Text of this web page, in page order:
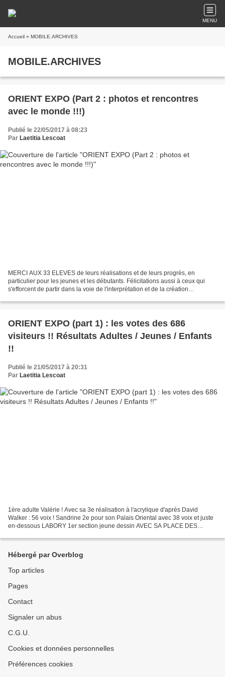
MENU
Accueil » MOBILE.ARCHIVES
MOBILE.ARCHIVES
ORIENT EXPO (Part 2 : photos et rencontres
avec le monde !!!)
Publié le 22/05/2017 à 08:23
Par Laetitia Lescoat
MERCI AUX 33 ELEVES de leurs réalisations et de leurs progrès, en
particulier pour les jeunes et les débutants. Félicitations aussi à ceux qui
s'efforcent de partir dans la voie de l'interprétation et de la création
ORIENT EXPO (part 1) : les votes des 686
visiteurs !! Résultats Adultes / Jeunes / Enfants
!!
Publié le 21/05/2017 à 20:31
Par Laetitia Lescoat
1ère adulte Valérie ! Avec sa 3e réalisation à l'acrylique d'après David
Walker : 56 voix ! Sandrine 2e pour son Palais Oriental avec 38 voix et juste
en-dessous LABORY 1er section jeune dessin AVEC SA PLACE DES
Hébergé par Overblog
Top articles
Pages
Contact
Signaler un abus
C.G.U.
Cookies et données personnelles
Préférences cookies